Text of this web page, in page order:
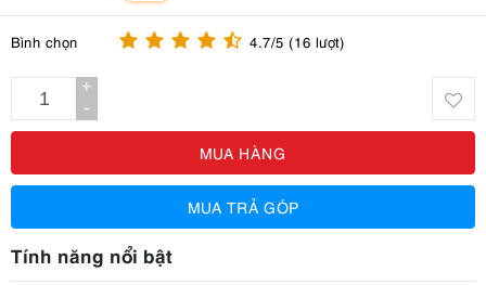
Bình chọn 4.7/5 (16 lượt)
+
-
MUA HÀNG
MUA TRẢ GÓP
Tính năng nổi bật